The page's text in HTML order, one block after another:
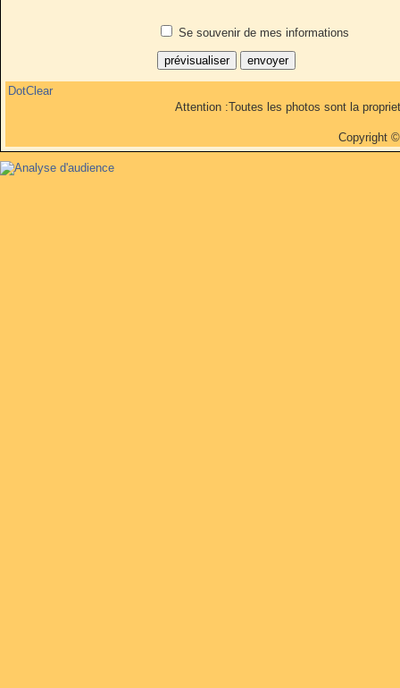
Se souvenir de mes informations
DotClear
Attention :Toutes les photos sont la
Copyright